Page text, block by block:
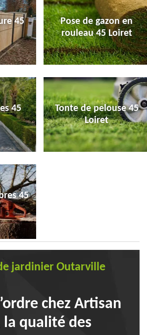
45
Pose de gazon en
rouleau 45 Loiret
45
Tonte de pelouse 45
Loiret
45
jardinier Outarville
chez Artisan
la qualité des